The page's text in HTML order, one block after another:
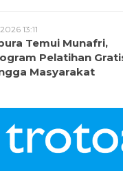
13:11
Temui Munafri,
Pelatihan
Masyarakat